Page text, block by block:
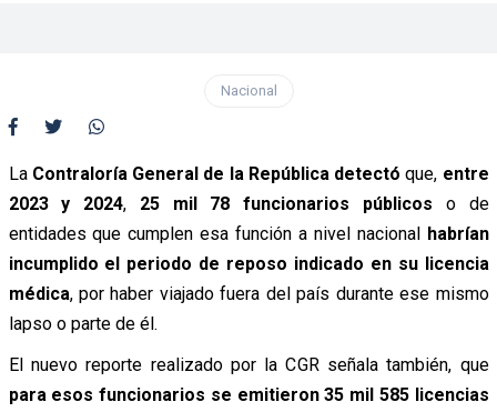
Nacional
La Contraloría General de la República detectó que, entre
2023 y 2024, 25 mil 78 funcionarios públicos o de
entidades que cumplen esa función a nivel nacional habrían
incumplido el periodo de reposo indicado en su licencia
médica, por haber viajado fuera del país durante ese mismo
lapso o parte de él.
El nuevo reporte realizado por la CGR señala también, que
para esos funcionarios se emitieron 35 mil 585 licencias